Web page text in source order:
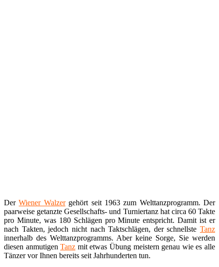
DerWiener Walzergehört seit 1963 zum Welttanzprogramm. Der
paarweise getanzte Gesellschafts- und Turniertanz hat circa 60 Takte
pro Minute, was 180 Schlägen pro Minute entspricht. Damit ist er
nach Takten, jedoch nicht nach Taktschlägen, der schnellste Tanz
innerhalb des Welttanzprogramms. Aber keine Sorge, Sie werden
diesen anmutigenTanz mit etwas Übung meistern genau wie es alle
Tänzer vor Ihnen bereits seit Jahrhunderten tun.